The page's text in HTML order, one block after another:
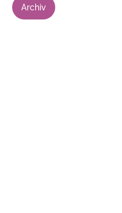
Archiv